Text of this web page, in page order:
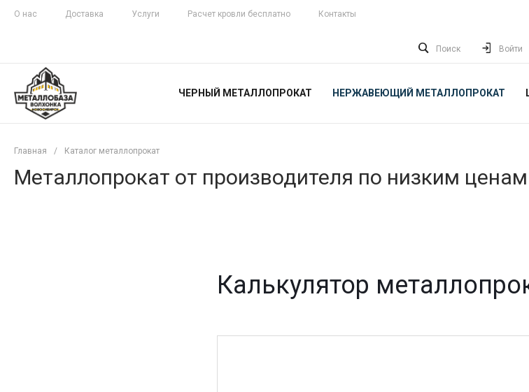
О нас Доставка Услуги Расчет кровли бесплатно Контакты
Поиск Войти
ЧЕРНЫЙ МЕТАЛЛОПРОКАТ НЕРЖАВЕЮЩИЙ МЕТАЛЛОПРОКАТ
Главная / Каталог металлопрокат
Металлопрокат от производителя по низким
Калькулятор